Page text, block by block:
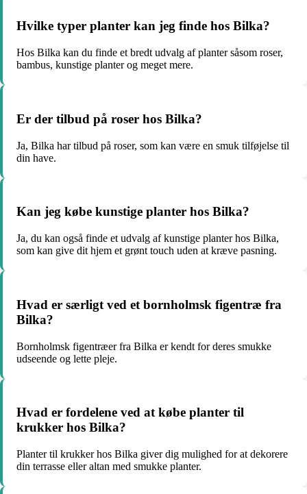
Hvilke typer planter kan jeg finde hos Bilka?
Hos Bilka kan du finde et bredt udvalg af planter såsom roser,
bambus, kunstige planter og meget mere.
Er der tilbud på roser hos Bilka?
Ja, Bilka har tilbud på roser, som kan være en smuk tilføjelse til
din have.
Kan jeg købe kunstige planter hos Bilka?
Ja, du kan også finde et udvalg af kunstige planter hos Bilka,
som kan give dit hjem et grønt touch uden at kræve pasning.
Hvad er særligt ved et bornholmsk figentræ fra
Bilka?
Bornholmsk figentræer fra Bilka er kendt for deres smukke
udseende og lette pleje.
Hvad er fordelene ved at købe planter til
krukker hos Bilka?
Planter til krukker hos Bilka giver dig mulighed for at dekorere
din terrasse eller altan med smukke planter.